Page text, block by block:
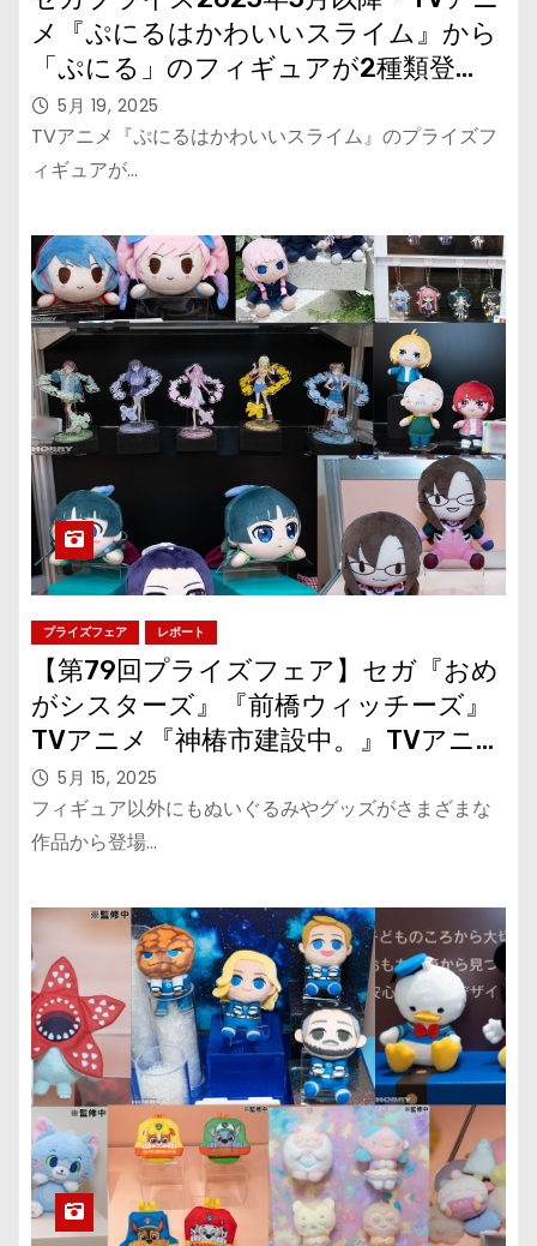
メ『ぷにるはかわいいスライム』から
「ぷにる」のフィギュアが2種類登
場！5月 19, 2025
TVアニメ『ぷにるはかわいいスライム』のプライズフ
ィギュアが…
プライズフェア レポート
【第79回プライズフェア】セガ『おめ
がシスターズ』『前橋ウィッチーズ』
TVアニメ『神椿市建設中。』TVアニメ
「紫雲寺家の子供たち」TVアニメ『薬
屋のひとりごと』TVアニメ
『SAKAMOTO DAYS』『エヴァンゲリ
5月 15, 2025
フィギュア以外にもぬいぐるみやグッズがさまざまな
作品から登場…